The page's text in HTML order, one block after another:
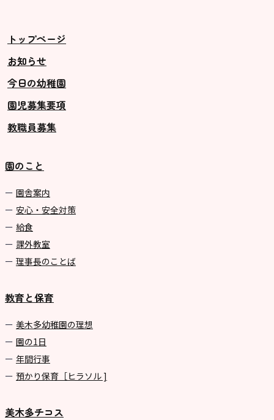
トップページ
お知らせ
今日の幼稚園
園児募集要項
教職員募集
園のこと
園舎案内
安心・安全対策
給食
課外教室
理事長のことば
教育と保育
美⽊多幼稚園の理想
園の1⽇
年間⾏事
預かり保育［ヒラソル ]
美木多チコス
美⽊多チコスについて
未就園児クラス
0歳親子登園［マカロンクラス ]
1歳・2歳親子登園［マリポサクラ
2歳児ひとり登園［ゆず組 ]
グループ施設・
関係先リンク
学校法⼈鴨⾕学園 鳳幼稚園
学校法⼈諏訪森学園 諏訪森幼稚
⼤阪府私⽴幼稚園連盟
社会福祉法人野田福祉会